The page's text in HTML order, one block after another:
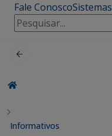
Fale ConoscoSistemas
Pesquisar
por:
Informativos